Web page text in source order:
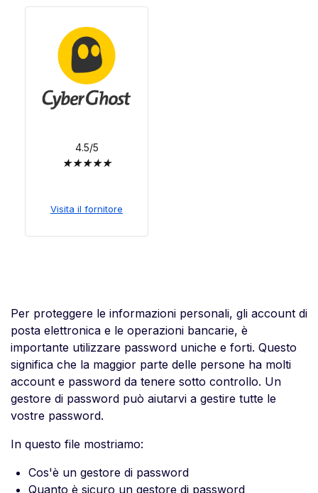
4.5/5
★★★★★
Visita il fornitore
Per proteggere le informazioni personali, gli account di
posta elettronica e le operazioni bancarie, è
importante utilizzare password uniche e forti. Questo
significa che la maggior parte delle persone ha molti
account e password da tenere sotto controllo. Un
gestore di password può aiutarvi a gestire tutte le
vostre password.
In questo file mostriamo:
Cos'è un gestore di password
Quanto è sicuro un gestore di password